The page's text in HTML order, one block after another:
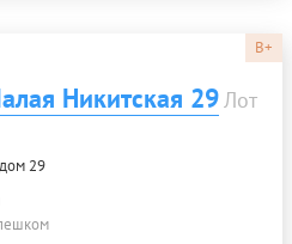
B+
Никитская 29Лот
29